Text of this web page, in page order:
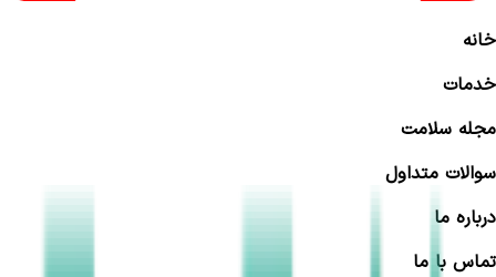
خانه
خدمات
مجله سلامت
سوالات متداول
درباره ما
تماس با ما